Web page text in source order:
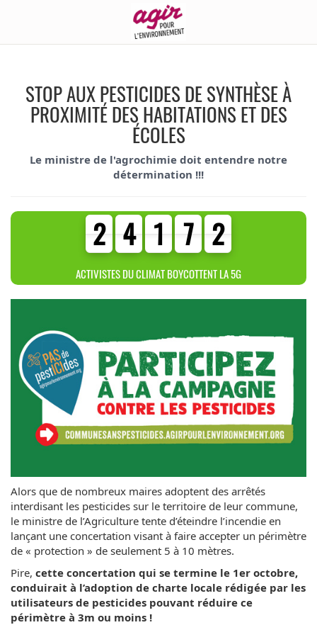
STOP AUX PESTICIDES DE SYNTHÈSE À
PROXIMITÉ DES HABITATIONS ET DES
ÉCOLES
Le ministre de l'agrochimie doit entendre notre
détermination !!!
2
2 4
4
4
4 1
0
1 7
6
7 2
6
2
ACTIVISTES DU CLIMAT BOYCOTTENT LA 5G
Alors que de nombreux maires adoptent des arrêtés
interdisant les pesticides sur le territoire de leur commune,
le ministre de l’Agriculture tente d’éteindre l’incendie en
lançant une concertation visant à faire accepter un périmètre
de « protection » de seulement 5 à 10 mètres.
Pire, cette concertation qui se termine le 1er octobre,
conduirait à l’adoption de charte locale rédigée par les
utilisateurs de pesticides pouvant réduire ce
périmètre à 3m ou moins !